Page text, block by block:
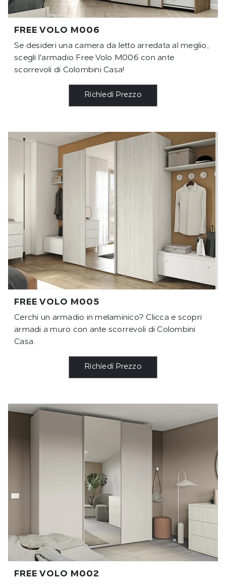
FREE VOLO M006
Se desideri una camera da letto arredata al meglio,
scegli l'armadio Free Volo M006 con ante
scorrevoli di Colombini Casa!
Richiedi Prezzo
FREE VOLO M005
Cerchi un armadio in melaminico? Clicca e scopri
armadi a muro con ante scorrevoli di Colombini
Casa.
Richiedi Prezzo
FREE VOLO M002